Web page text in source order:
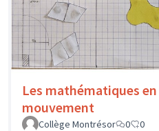
Les mathématiques en
mouvement
Collège Montrésor
0 0